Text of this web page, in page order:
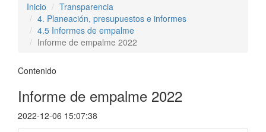
Inicio
Transparencia
4. Planeación, presupuestos e informes
4.5 Informes de empalme
Informe de empalme 2022
Contenido
Informe de empalme 2022
2022-12-06 15:07:38